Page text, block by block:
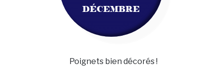
DÉCEMBRE
Poignets bien décorés !